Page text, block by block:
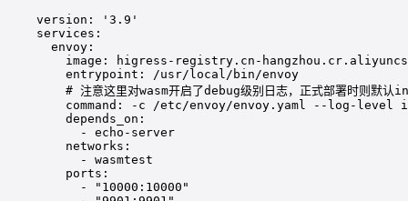
version :
'3.9'
services :
envoy :
image :
higress-registry.cn-
entrypoint : /usr/local/bin/envoy
# 注意这里对wasm开启了debug级别日志，正式部署时则默认
command :
-c /etc/envoy/envoy.yaml --log-level
depends_on :
- echo-server
networks :
- wasmtest
ports :
-
"10000:10000"